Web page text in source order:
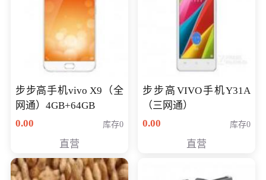
步步高手机vivo X9（全
网通）4GB+64GB
0.00
库存0
直营
步步高VIVO手机Y31A
（三网通）
0.00
库存0
直营